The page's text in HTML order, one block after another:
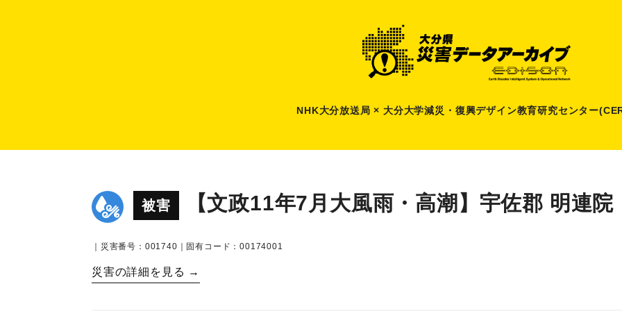
NHK大分放送局 × 大分大学減災 ・ 復興デザイン教育研究センター
被害 【文政11年7月大風雨・高潮】宇佐郡 明連院
｜災害番号：001740｜固有コード：00174001
災害の詳細を見る →